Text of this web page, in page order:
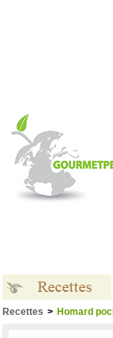
Recettes > Homard